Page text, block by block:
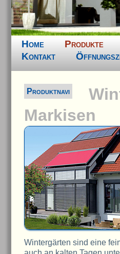
Home Produkte
Kontakt
Produktnavi
Markisen
Wintergärten sind eine